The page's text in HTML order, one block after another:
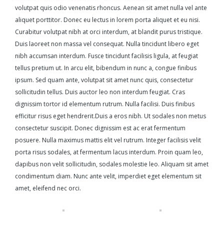
volutpat quis odio venenatis rhoncus. Aenean sit amet nulla vel ante
aliquet porttitor. Donec eu lectus in lorem porta aliquet et eu nisi.
Curabitur volutpat nibh at orci interdum, at blandit purus tristique.
Duis laoreet non massa vel consequat. Nulla tincidunt libero eget
nibh accumsan interdum. Fusce tincidunt facilisis ligula, at feugiat
tellus pretium ut. In arcu elit, bibendum in nunc a, congue finibus
ipsum. Sed quam ante, volutpat sit amet nunc quis, consectetur
sollicitudin tellus. Duis auctor leo non interdum feugiat. Cras
dignissim tortor id elementum rutrum. Nulla facilisi. Duis finibus
efficitur risus eget hendrerit.Duis a eros nibh. Ut sodales non metus
consectetur suscipit. Donec dignissim est ac erat fermentum
posuere. Nulla maximus mattis elit vel rutrum. Integer facilisis velit
porta risus sodales, at fermentum lacus interdum. Proin quam leo,
dapibus non velit sollicitudin, sodales molestie leo. Aliquam sit amet
condimentum diam. Nunc ante velit, imperdiet eget elementum sit
amet, eleifend nec orci.